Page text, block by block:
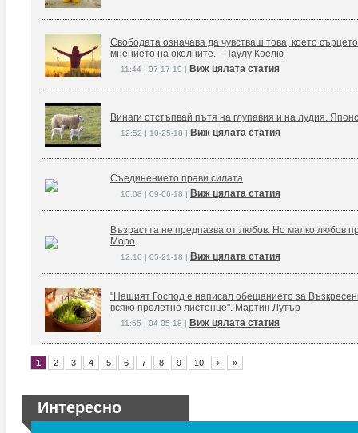
Свободата означава да чувстваш това, което
мнението на околните. - Паулу Коелю
11:44 | 07-17-19 | Виж цялата статия
Винаги отстъпвай пътя на глупавия и на лудия.
12:52 | 10-25-18 | Виж цялата статия
Съединението прави силата
10:08 | 09-06-18 | Виж цялата статия
Възрастта не предпазва от любов. Но малко любов
Моро
12:10 | 05-21-18 | Виж цялата статия
"Нашият Господ е написал обещанието за
всяко пролетно листенце". Мартин Лутър
11:55 | 04-05-18 | Виж цялата статия
1 2 3 4 5 6 7 8 9 10 › »
Интересно